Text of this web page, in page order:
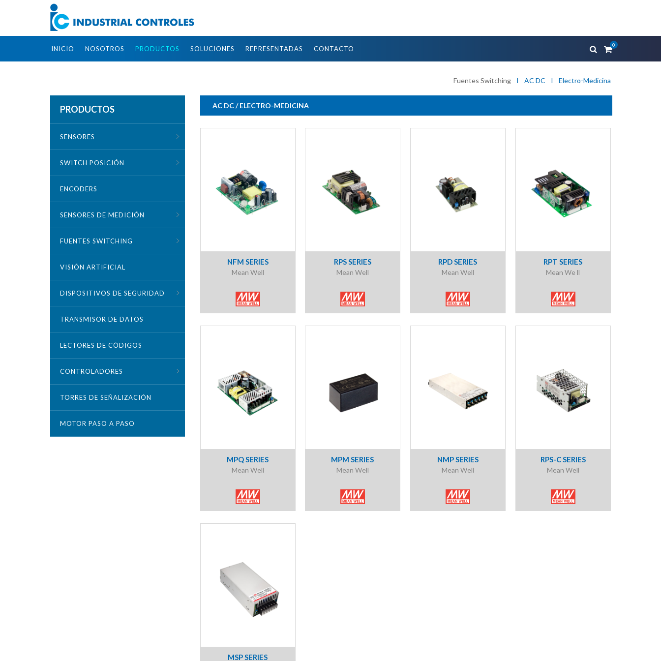
INICIO NOSOTROS PRODUCTOS SOLUCIONES REPRESENTADAS CONTACTO 0
Fuentes Switching I AC DC I Electro-Medicina
PRODUCTOS
SENSORES
SWITCH POSICIÓN
ENCODERS
SENSORES DE MEDICIÓN
FUENTES SWITCHING
VISIÓN ARTIFICIAL
DISPOSITIVOS DE SEGURIDAD
TRANSMISOR DE DATOS
LECTORES DE CÓDIGOS
CONTROLADORES
TORRES DE SEÑALIZACIÓN
MOTOR PASO A PASO
AC DC / ELECTRO-MEDICINA
NFM SERIES
Mean Well
RPS SERIES
Mean Well
RPD SERIES
Mean Well
RPT SERIES
Mean We ll
MPQ SERIES
Mean Well
MPM SERIES
Mean Well
NMP SERIES
Mean Well
RPS-C SERIES
Mean Well
MSP SERIES